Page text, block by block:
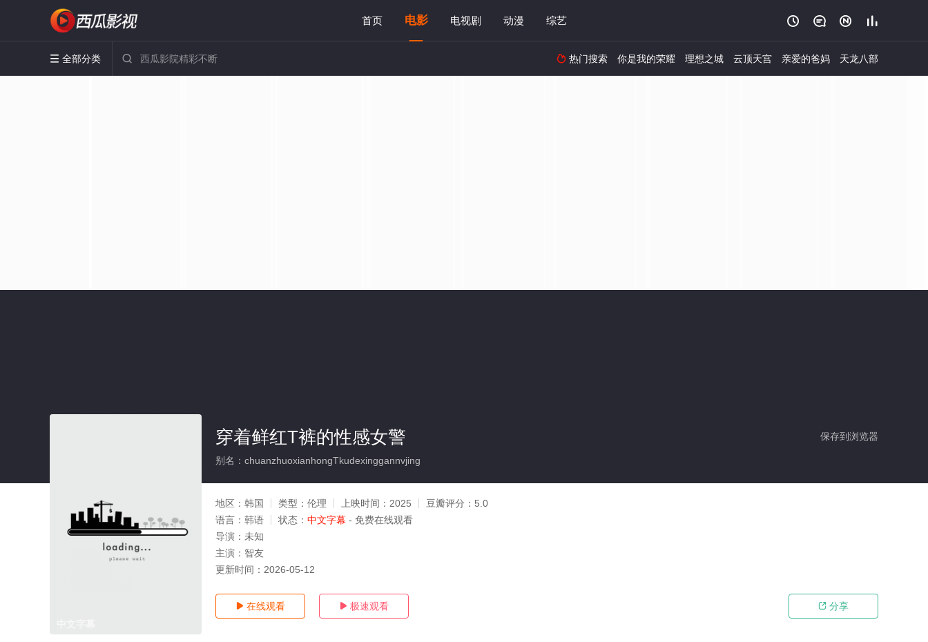
首页 电影 电视剧 动漫 综艺    
 全部分类   热门搜索 你是我的荣耀 理想之城 云顶天宫 亲爱的爸妈 天龙八部
保存到浏览器
穿着鲜红T裤的性感女警
别名：chuanzhuoxianhongTkudexinggannvjing
地区： 韩国 类型： 伦理 上映时间： 2025 豆瓣评分： 5.0
语言： 韩语 状态： 中文字幕 - 免费在线观看
导演： 未知
主演： 智友
更新时间： 2026-05-12
 在线观看  极速观看  分享